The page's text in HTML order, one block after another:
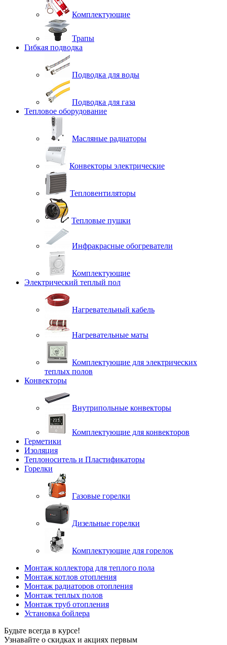
Комплектующие
Трапы
Гибкая подводка
Подводка для воды
Подводка для газа
Тепловое оборудование
Масляные радиаторы
Конвекторы электрические
Тепловентиляторы
Тепловые пушки
Инфракрасные обогреватели
Комплектующие
Электрический теплый пол
Нагревательный кабель
Нагревательные маты
Комплектующие для электрических
теплых полов
Конвекторы
Внутрипольные конвекторы
Комплектующие для конвекторов
Герметики
Изоляция
Теплоноситель и Пластификаторы
Горелки
Газовые горелки
Дизельные горелки
Комплектующие для горелок
Монтаж коллектора для теплого пола
Монтаж котлов отопления
Монтаж радиаторов отопления
Монтаж теплых полов
Монтаж труб отопления
Установка бойлера
Будьте всегда в курсе!
Узнавайте о скидках и акциях первым